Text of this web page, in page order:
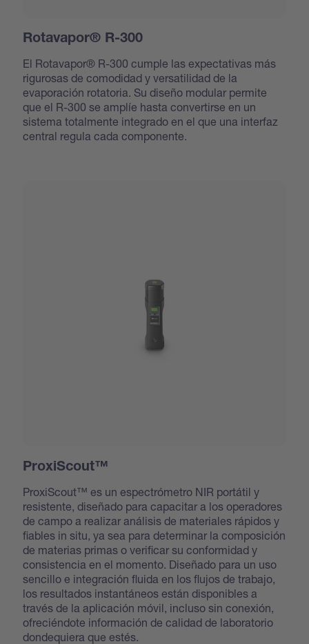
Rotavapor® R-300
El Rotavapor® R-300 cumple las expectativas más
rigurosas de comodidad y versatilidad de la
evaporación rotatoria. Su diseño modular permite
que el R-300 se amplíe hasta convertirse en un
sistema totalmente integrado en el que una interfaz
central regula cada componente.
ProxiScout™
ProxiScout™ es un espectrómetro NIR portátil y
resistente, diseñado para capacitar a los operadores
de campo a realizar análisis de materiales rápidos y
fiables in situ, ya sea para determinar la composición
de materias primas o verificar su conformidad y
consistencia en el momento. Diseñado para un uso
sencillo e integración fluida en los flujos de trabajo,
los resultados instantáneos están disponibles a
través de la aplicación móvil, incluso sin conexión,
ofreciéndote información de calidad de laboratorio
dondequiera que estés.